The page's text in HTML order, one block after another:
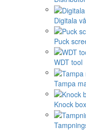
Digitala
Puck
WDT tool
Tampa
Knock box